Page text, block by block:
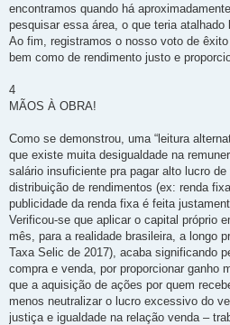
encontramos quando há
pesquisar essa área, o que teria atalhado
Ao fim, registramos o nosso voto de
bem como de rendimento justo e
4
MÃOS À OBRA!
Como se demonstrou, uma “leitura
que existe muita desigualdade na
salário insuficiente pra pagar alto lucro
distribuição de rendimentos (ex: renda
publicidade da renda fixa é feita
Verificou-se que aplicar o capital próprio
mês, para a realidade brasileira, a longo
Taxa Selic de 2017), acaba significando
compra e venda, por proporcionar ganho
que a aquisição de ações por quem
menos neutralizar o lucro excessivo do
justiça e igualdade na relação venda –